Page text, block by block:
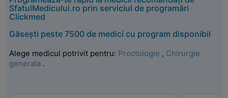
SfatulMedicului.ro prin serviciul de programări
Clickmed
Găsești peste 7500 de medici cu program disponibil
Alege medicul potrivit pentru: Proctologie , Chirurgie
generala .